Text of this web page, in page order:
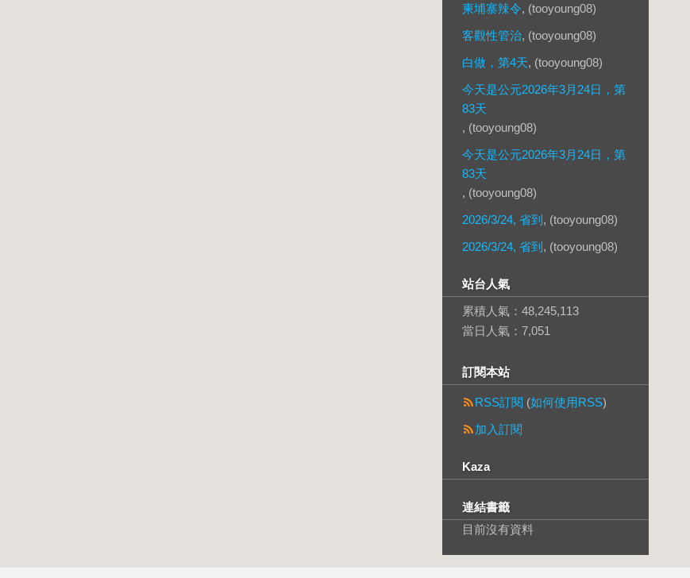
柬埔寨辣令, (tooyoung08)
客觀性管治, (tooyoung08)
白做，第4天, (tooyoung08)
今天是公元2026年3月24日，第
83天
, (tooyoung08)
今天是公元2026年3月24日，第
83天
, (tooyoung08)
2026/3/24, 省到 , (tooyoung08)
2026/3/24, 省到 , (tooyoung08)
站台人氣
累積人氣： 48,245,113
當日人氣： 7,051
訂閱本站
RSS訂閱 (如何使用RSS)
加入訂閱
Kaza
連結書籤
目前沒有資料